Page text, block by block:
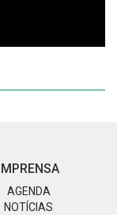
IMPRENSA
AGENDA
NOTÍCIAS